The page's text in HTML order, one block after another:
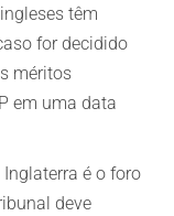
têm
for decidido
méritos
em uma data
é o foro
deve